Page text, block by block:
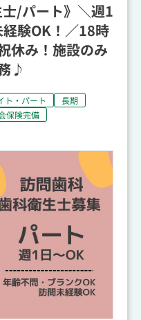
/パート》＼週1
験OK！／18時
休み！施設のみ
♪
ト・パート
長期
保険完備